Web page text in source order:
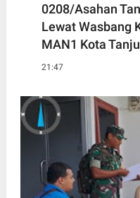
0208/Asahan
Lewat Wasbang
MAN1 Kota
21:47